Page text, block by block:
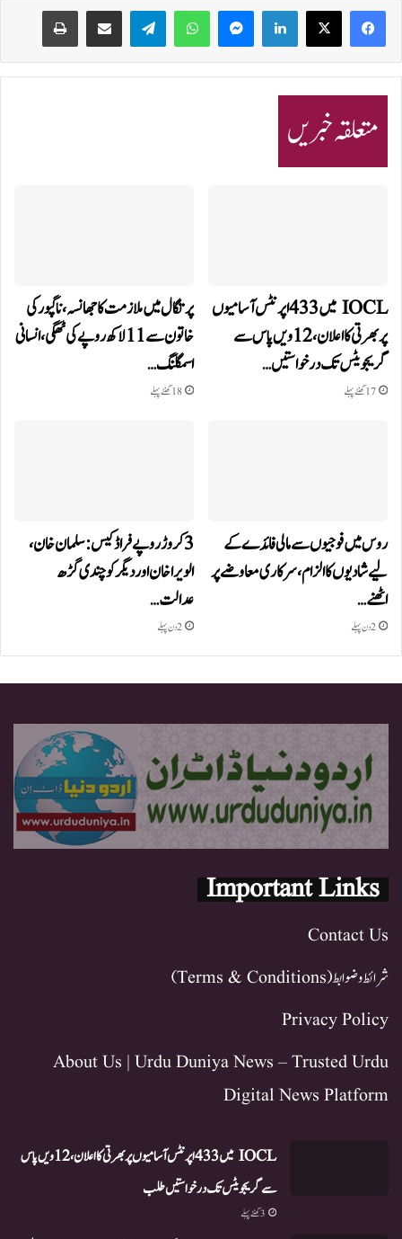
LinkedIn
WhatsApp
Telegram
متعلقہ خبریں
IOCL میں 433 اپرنٹس آسامیوں
پر بھرتی کا اعلان، 12ویں پاس سے
گریجویٹس تک درخواستیں…
17 گھنٹے پہلے
پرتگال میں ملازمت کا جھانسہ،ناگپور کی
خاتون سے 11 لاکھ روپے کی ٹھگی، انسانی
اسمگلنگ…
18 گھنٹے پہلے
روس میں فوجیوں سے مالی فائدے کے
لیے شادیوں کا الزام، سرکاری معاوضے پر
اٹھنے…
2 دن پہلے
3 کروڑ روپے فراڈ کیس: سلمان خان،
الویرا خان اور دیگر کو چندی گڑھ
عدالت…
2 دن پہلے
Important Links
Contact Us
شرائط و ضوابط (Terms & Conditions)
Privacy Policy
About Us | Urdu Duniya News – Trusted Urdu
Digital News Platform
IOCL میں 433 اپرنٹس آسامیوں پر بھرتی کا اعلان، 12ویں پاس
سے گریجویٹس تک درخواستیں طلب
3 گھنٹے پہلے